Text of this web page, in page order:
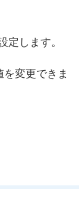
定します。
変更できま